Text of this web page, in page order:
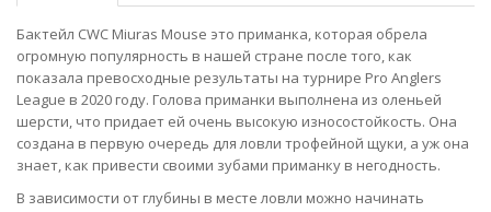
Бактейл CWC Miuras Mouse это приманка, которая обрела
огромную популярность в нашей стране после того, как
показала превосходные результаты на турнире Pro Anglers
League в 2020 году. Голова приманки выполнена из оленьей
шерсти, что придает ей очень высокую износостойкость. Она
создана в первую очередь для ловли трофейной щуки, а уж она
знает, как привести своими зубами приманку в негодность.
В зависимости от глубины в месте ловли можно начинать